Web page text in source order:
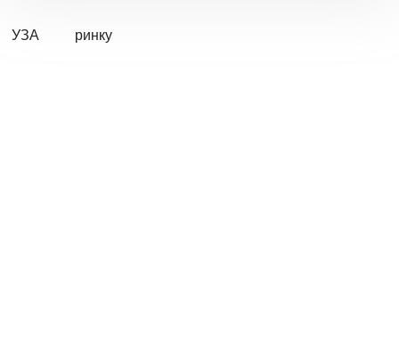
УЗА ринку